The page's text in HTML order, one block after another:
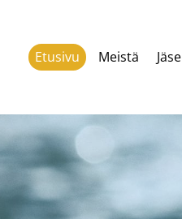
Etusivu Meistä